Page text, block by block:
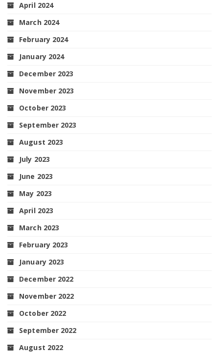
April 2024
March 2024
February 2024
January 2024
December 2023
November 2023
October 2023
September 2023
August 2023
July 2023
June 2023
May 2023
April 2023
March 2023
February 2023
January 2023
December 2022
November 2022
October 2022
September 2022
August 2022